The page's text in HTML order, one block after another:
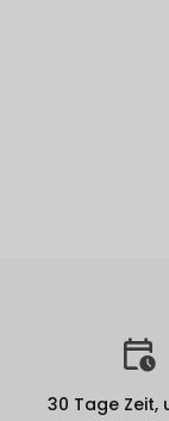
30 Tage Zeit,